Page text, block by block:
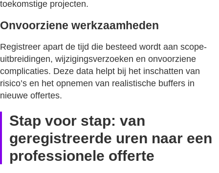
toekomstige projecten.
Onvoorziene werkzaamheden
Registreer apart de tijd die besteed wordt aan scope-
uitbreidingen, wijzigingsverzoeken en onvoorziene
complicaties. Deze data helpt bij het inschatten van
risico’s en het opnemen van realistische buffers in
nieuwe offertes.
Stap voor stap: van
geregistreerde uren naar een
professionele offerte